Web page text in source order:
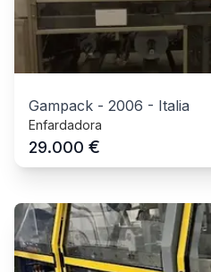
Gampack - 2006 - Italia
Enfardadora
29.000 €